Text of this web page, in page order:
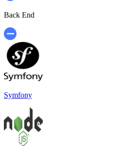
Back End
Symfony